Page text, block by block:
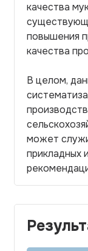
качества
повышения
качества
В целом,
может
прикладных